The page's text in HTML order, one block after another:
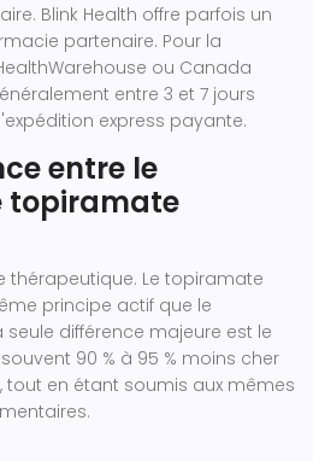
Blink Health offre parfois un
partenaire. Pour la
ou Canada
entre 3 et 7 jours
express payante.
entre le
topiramate
thérapeutique. Le topiramate
principe actif que le
différence majeure est le
90 % à 95 % moins cher
tout en étant soumis aux mêmes